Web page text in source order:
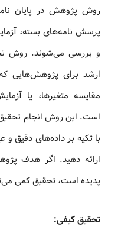
روش پژوهش در پایان‌
پرسش‌ نامه‌های بسته،
و بررسی می‌شوند. روش
ارشد برای پژوهش‌هایی که
مقایسه متغیرها، یا
است. این روش انجام تحقیق
با تکیه بر داده‌های دقیق و
ارائه دهید. اگر هدف
پدیده است، تحقیق کمی
تحقیق کیفی: